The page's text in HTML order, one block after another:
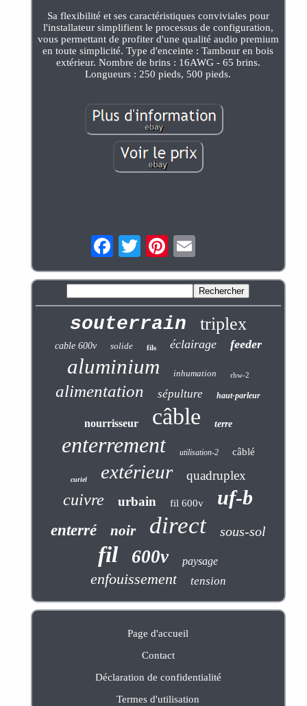
Sa flexibilité et ses caractéristiques conviviales pour
l'installateur simplifient le processus de configuration,
vous permettant de profiter d'une qualité audio premium
en toute simplicité. Type d'enceinte : Tambour en bois
extérieur. Nombre de brins : 16AWG - 65 brins.
Longueurs : 250 pieds, 500 pieds.
souterrain triplex
cable 600v solide fils éclairage feeder
aluminium inhumation rhw-2
alimentation sépulture haut-parleur
nourrisseur câble terre
enterrement utilisation-2 câblé
curiel extérieur quadruplex
cuivre urbain fil 600v uf-b
enterré noir direct sous-sol
fil 600v paysage
enfouissement tension
Page d'accueil
Contact
Déclaration de confidentialité
Termes d'utilisation